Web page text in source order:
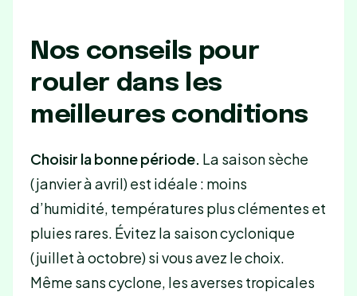
Nos conseils pour
rouler dans les
meilleures conditions
Choisir la bonne période. La saison sèche
(janvier à avril) est idéale : moins
d’humidité, températures plus clémentes et
pluies rares. Évitez la saison cyclonique
(juillet à octobre) si vous avez le choix.
Même sans cyclone, les averses tropicales